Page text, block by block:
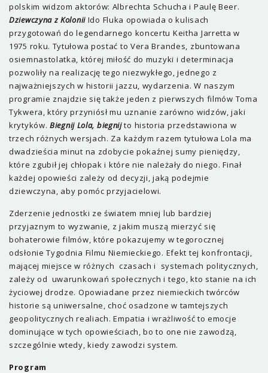
polskim widzom aktorów: Albrechta Schucha i Paulę Beer.
Dziewczyna z Kolonii Ido Fluka opowiada o kulisach
przygotowań do legendarnego koncertu Keitha Jarretta w
1975 roku. Tytułowa postać to Vera Brandes, zbuntowana
osiemnastolatka, której miłość do muzyki i determinacja
pozwoliły na realizację tego niezwykłego, jednego z
najważniejszych w historii jazzu, wydarzenia. W naszym
programie znajdzie się także jeden z pierwszych filmów Toma
Tykwera, który przyniósł mu uznanie zarówno widzów, jaki
krytyków. Biegnij Lola, biegnijto historia przedstawiona w
trzech różnych wersjach. Za każdym razem tytułowa Lola ma
dwadzieścia minut na zdobycie pokaźnej sumy pieniędzy,
które zgubił jej chłopak i które nie należały do niego. Finał
każdej opowieści zależy od decyzji, jaką podejmie
dziewczyna, aby pomóc przyjacielowi.
Zderzenie jednostki ze światem mniej lub bardziej
przyjaznym to wyzwanie, z jakim muszą mierzyć się
bohaterowie filmów, które pokazujemy w tegorocznej
odsłonie Tygodnia Filmu Niemieckiego. Efekt tej konfrontacji,
mającej miejsce w różnych czasach i systemach politycznych,
zależy od uwarunkowań społecznych i tego, kto stanie na ich
życiowej drodze. Opowiadane przez niemieckich twórców
historie są uniwersalne, choć osadzone w tamtejszych
geopolitycznych realiach. Empatia i wrażliwość to emocje
dominujące w tych opowieściach, bo to one nie zawodzą,
szczególnie wtedy, kiedy zawodzi system.
Program